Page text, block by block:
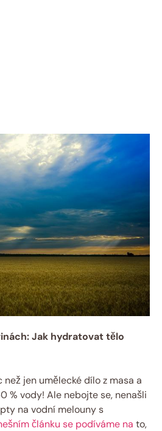
Jak hydratovat tělo
jen umělecké dílo z masa a
% vody! Ale nebojte se, nenašli
na vodní melouny s
článku se podíváme na to,